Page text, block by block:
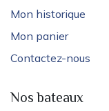
Mon historique
Mon panier
Contactez-nous
Nos bateaux